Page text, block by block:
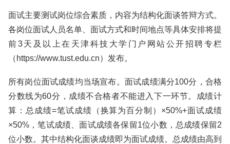
面试主要测试岗位综合素质，内容为结构化面谈答辩方式。
各岗位面试人员名单、面试方式和时间地点等具体安排将提
前3天及以上在天津科技大学门户网站公开招聘专栏
（https://www.tust.edu.cn）发布。
所有岗位面试成绩均当场宣布。面试成绩满分100分，合格
分数线为60分，成绩不合格者不能进入下一环节。成绩计
算：总成绩=笔试成绩（换算为百分制）×50%+面试成绩
×50%，笔试成绩、面试成绩各保留1位小数，总成绩保留2
位小数。其中结构化面谈成绩即为面试成绩。总成绩由高到